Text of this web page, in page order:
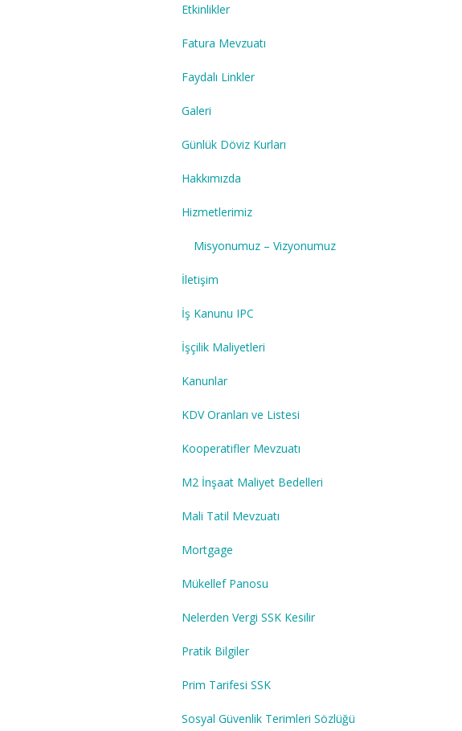
Etkinlikler
Fatura Mevzuatı
Faydalı Linkler
Galeri
Günlük Döviz Kurları
Hakkımızda
Hizmetlerimiz
Misyonumuz – Vizyonumuz
İletişim
İş Kanunu IPC
İşçilik Maliyetleri
Kanunlar
KDV Oranları ve Listesi
Kooperatifler Mevzuatı
M2 İnşaat Maliyet Bedelleri
Mali Tatil Mevzuatı
Mortgage
Mükellef Panosu
Nelerden Vergi SSK Kesilir
Pratik Bilgiler
Prim Tarifesi SSK
Sosyal Güvenlik Terimleri Sözlüğü